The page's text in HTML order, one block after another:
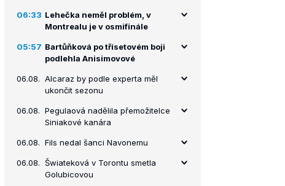
06:33 Lehečka neměl problém, v
Montrealu je v osmifinále
05:57 Bartůňková po třísetovém boji
podlehla Anisimovové
06.08. Alcaraz by podle experta měl
ukončit sezonu
06.08. Pegulaová nadělila přemožitelce
Siniakové kanára
06.08. Fils nedal šanci Navonemu
06.08. Šwiateková v Torontu smetla
Golubicovou